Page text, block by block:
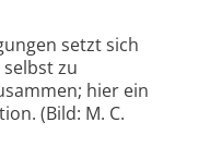
setzt sich
zu
hier ein
(Bild: M. C.